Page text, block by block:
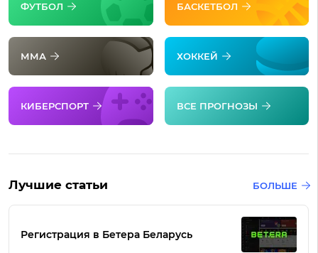
ФУТБОЛ БАСКЕТБОЛ
ММА ХОККЕЙ
КИБЕРСПОРТ ВСЕ ПРОГНОЗЫ
Лучшие статьи БОЛЬШЕ
Регистрация в Бетера Беларусь